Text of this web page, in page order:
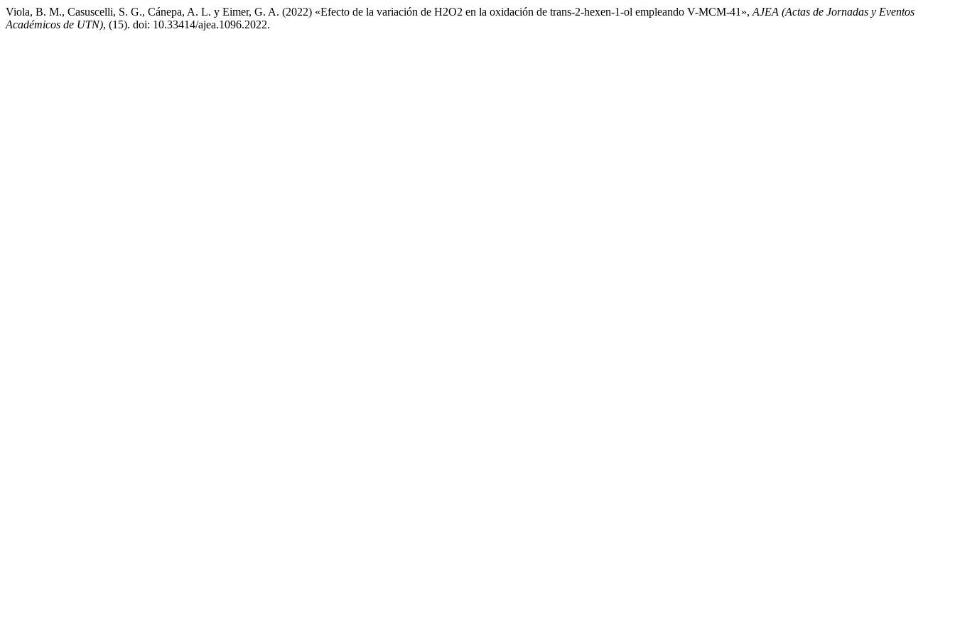
Viola, B. M., Casuscelli, S. G., Cánepa, A. L. y Eimer, G. A. (2022) «Efecto de la variación de H2O2 en la oxidación de trans-2-hexen-1-ol empleando V-MCM-41», AJEA (Actas de Jornadas y Eventos
Académicos de UTN), (15). doi: 10.33414/ajea.1096.2022.